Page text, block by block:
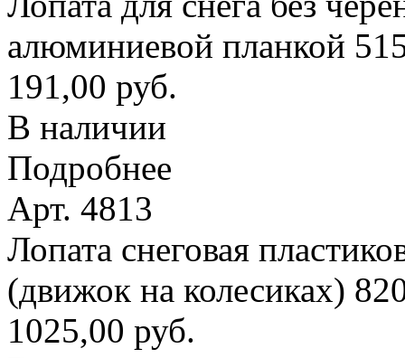
алюминиевой планкой
191,00 руб.
В наличии
Подробнее
Арт. 4813
Лопата снеговая
(движок на колесиках)
1025,00 руб.